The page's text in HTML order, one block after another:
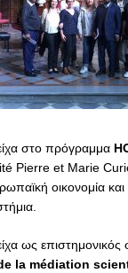
στο πρόγραμμα
Pierre et Marie
οικονομία
ως
la médiation